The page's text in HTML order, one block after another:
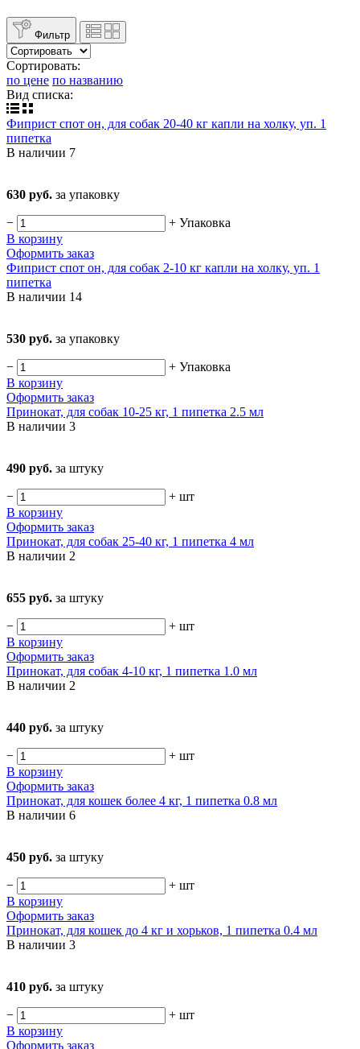
Фильтр
Сортировать:
по цене по названию
Вид списка:
Фиприст спот он, для собак 20-40 кг капли на холку, уп. 1
пипетка
В наличии 7
630 руб. за упаковку
− + Упаковка
В корзину
Оформить заказ
Фиприст спот он, для собак 2-10 кг капли на холку, уп. 1
пипетка
В наличии 14
530 руб. за упаковку
− + Упаковка
В корзину
Оформить заказ
Принокат, для собак 10-25 кг, 1 пипетка 2.5 мл
В наличии 3
490 руб. за штуку
− + шт
В корзину
Оформить заказ
Принокат, для собак 25-40 кг, 1 пипетка 4 мл
В наличии 2
655 руб. за штуку
− + шт
В корзину
Оформить заказ
Принокат, для собак 4-10 кг, 1 пипетка 1.0 мл
В наличии 2
440 руб. за штуку
− + шт
В корзину
Оформить заказ
Принокат, для кошек более 4 кг, 1 пипетка 0.8 мл
В наличии 6
450 руб. за штуку
− + шт
В корзину
Оформить заказ
Принокат, для кошек до 4 кг и хорьков, 1 пипетка 0.4 мл
В наличии 3
410 руб. за штуку
− + шт
В корзину
Оформить заказ